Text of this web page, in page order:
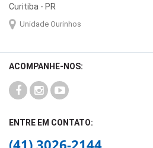
Curitiba - PR
Unidade Ourinhos
ACOMPANHE-NOS:
ENTRE EM CONTATO:
(41) 3026-2144